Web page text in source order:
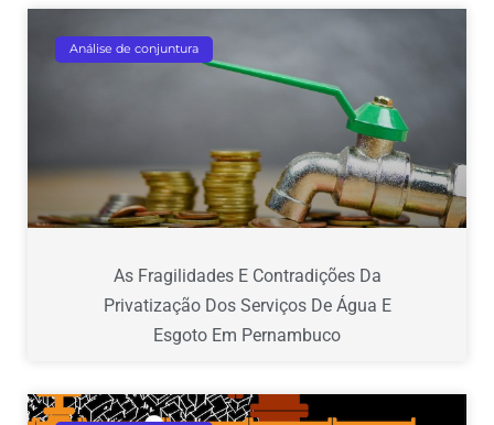
Análise de conjuntura
As Fragilidades E Contradições Da
Privatização Dos Serviços De Água E
Esgoto Em Pernambuco